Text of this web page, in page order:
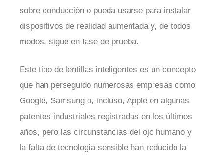
sobre conducción o pueda usarse para instalar
dispositivos de realidad aumentada y, de todos
modos, sigue en fase de prueba.
Este tipo de lentillas inteligentes es un concepto
que han perseguido numerosas empresas como
Google, Samsung o, incluso, Apple en algunas
patentes industriales registradas en los últimos
años, pero las circunstancias del ojo humano y
la falta de tecnología sensible han reducido la